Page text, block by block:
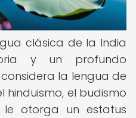
clásica de la India
y un profundo
la lengua de
hinduismo, el budismo
otorga un estatus